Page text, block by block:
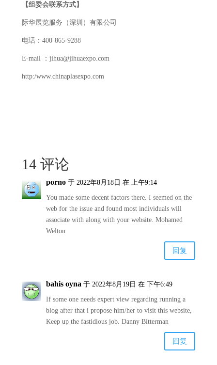
【组委会联系方式】
际华展览服务（深圳）有限公司
电话：400-865-9288
E-mail ：jihua@jihuaexpo.com
http:/www.chinaplasexpo.com
14 评论
porno 于 2022年8月18日 在 上午9:14
You made some decent factors there. I seemed on the
web for the issue and found most individuals will
associate with along with your website. Mohamed
Welton
回复
bahis oyna 于 2022年8月19日 在 下午6:49
If some one needs expert view regarding running a
blog after that i propose him/her to visit this website,
Keep up the fastidious job. Danny Bitterman
回复